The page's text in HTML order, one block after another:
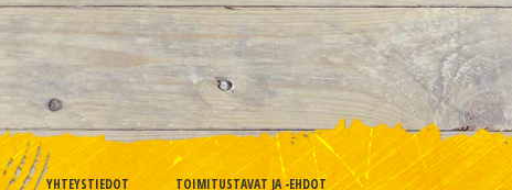
YHTEYSTIEDOT TOIMITUSTAVAT JA -EHDOT